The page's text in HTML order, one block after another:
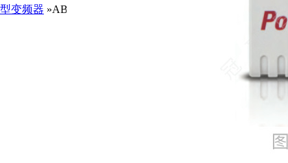
变频器 »AB25BV6P0N104/AB罗克韦尔变频器Allen Bradley